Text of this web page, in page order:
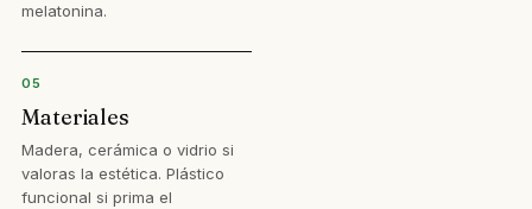
melatonina.
05
Materiales
Madera, cerámica o vidrio si
valoras la estética. Plástico
funcional si prima el